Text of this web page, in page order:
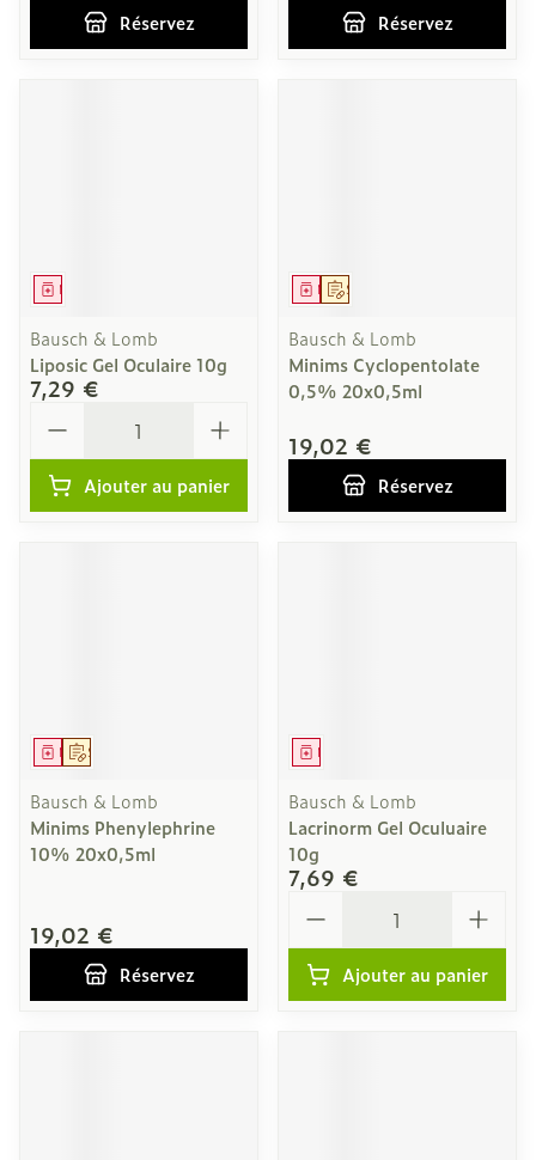
Réservez Réservez
Médicament
Bausch & Lomb
Liposic Gel Oculaire 10g
7,29 €
Ajouter au panier
Sur prescription
Médicament
Bausch & Lomb
Minims Cyclopentolate
0,5% 20x0,5ml
19,02 €
Réservez
Sur prescription
Médicament
Bausch & Lomb
Minims Phenylephrine
10% 20x0,5ml
19,02 €
Réservez
Médicament
Bausch & Lomb
Lacrinorm Gel Oculuaire
10g
7,69 €
Ajouter au panier